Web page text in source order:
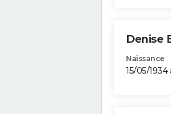
Denise
Naissance
15/05/1934